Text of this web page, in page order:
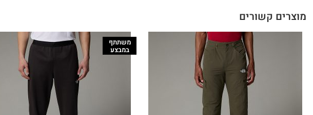
מוצרים קשורים
משתתף
במבצע